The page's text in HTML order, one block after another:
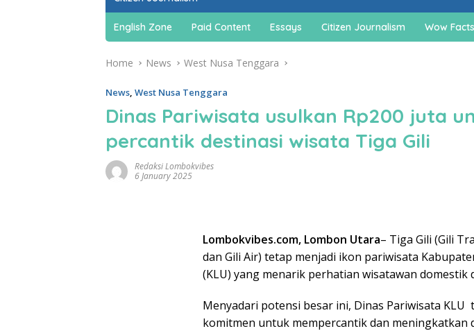
English Zone Paid Content Essays Citizen Journalism Wow Facts
Home News West Nusa Tenggara
News West Nusa Tenggara
Dinas Pariwisata usulkan Rp200 juta
percantik destinasi wisata Tiga Gili
Redaksi Lombokvibes
6 January 2025
Lombokvibes.com, Lombon Utara– Tiga Gili (Gili
dan Gili Air) tetap menjadi ikon pariwisata
(KLU) yang menarik perhatian wisatawan domestik
Menyadari potensi besar ini, Dinas Pariwisata
komitmen untuk mempercantik dan meningkatkan